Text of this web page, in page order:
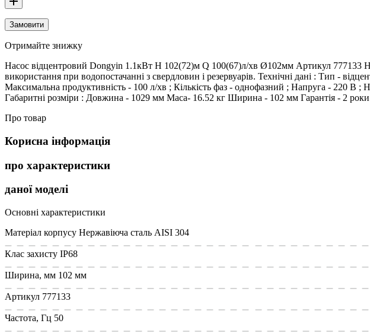
Замовити
Отримайте знижку
Насос вiдцентровий Dongyin 1.1кВт H 102(72)м Q 100(67)л/хв Ø102мм Артикул 777133
використання при водопостачанні з свердловин і резервуарів. Технічні дані : Тип -
Максимальна продуктивність - 100 л/хв ; Кількість фаз - однофазний ; Напруга - 220 В
Габаритні розміри : Довжина - 1029 мм Маса- 16.52 кг Ширина - 102 мм Гарантiя - 2
Про товар
Корисна інформація
про характеристики
даної моделі
Основні характеристики
Матеріал корпусу Нержавіюча сталь AISI 304
Клас захисту IP68
Ширина, мм 102 мм
Артикул 777133
Частота, Гц 50